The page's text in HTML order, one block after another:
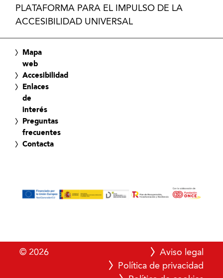
PLATAFORMA PARA EL IMPULSO DE LA
ACCESIBILIDAD UNIVERSAL
Mapa
web
Accesibilidad
Enlaces
de
interés
Preguntas
frecuentes
Contacta
© 2026
Aviso legal
Política de privacidad